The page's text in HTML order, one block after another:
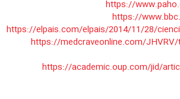
https://
https://elpais.com/elpais/2014/11/28/
https://medcraveonline.com/
https://academic.oup.com/jid/